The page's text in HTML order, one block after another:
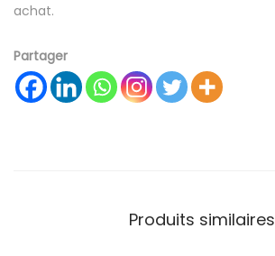
achat.
Partager
Produits similaires